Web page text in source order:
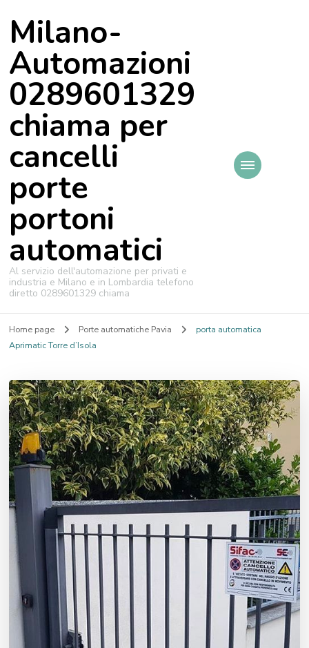
Milano-
Automazioni
0289601329
chiama per
cancelli
porte
portoni
automatici
Al servizio dell'automazione per privati e
industria e Milano e in Lombardia telefono
diretto 0289601329 chiama
Home page Porte automatiche Pavia
porta automatica
Aprimatic Torre d’Isola